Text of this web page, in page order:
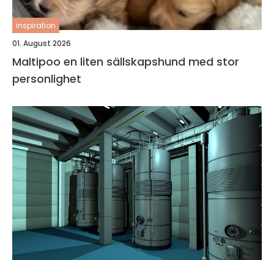
inspiration
01. August 2026
Maltipoo en liten sällskapshund med stor
personlighet